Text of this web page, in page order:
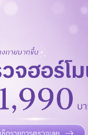
เชื้อ HPV DNA 32 สายพั
Lab (สยามเมดิคอลแล็บ